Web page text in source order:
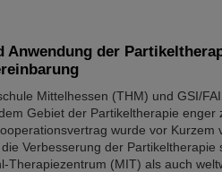
der
Mittelhessen (THM) und GSI/
Gebiet der Partikeltherapie enger
wurde vor Kurzem
Verbesserung der Partikeltherapie
Therapiezentrum (MIT) als auch